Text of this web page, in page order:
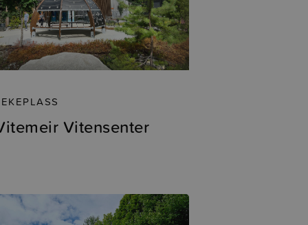
Vitensenter